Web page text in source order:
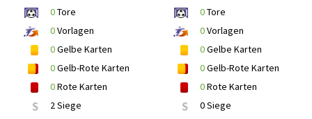
0Tore
0Vorlagen
0Gelbe Karten
0Gelb-Rote Karten
0Rote Karten
S 2 Siege
0Tore
0Vorlagen
0Gelbe Karten
0Gelb-Rote Karten
0Rote Karten
S 0 Siege